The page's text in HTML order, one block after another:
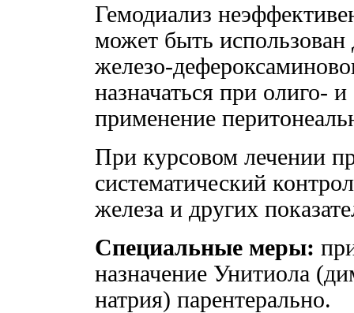
Гемодиализ
может быть использован
железо-
назначаться при олиго-
применение
При курсовом лечении
систематический
железа и других
Специальные меры:
назначение Унитиола
натрия) парентерально.